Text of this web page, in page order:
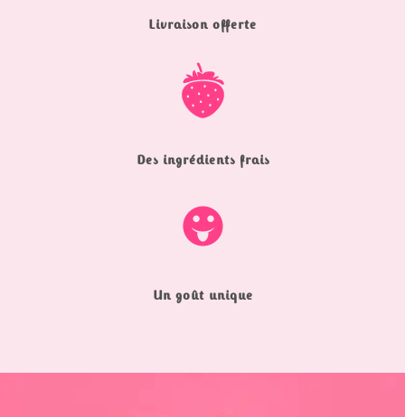
Livraison offerte
Des ingrédients frais
Un goût unique